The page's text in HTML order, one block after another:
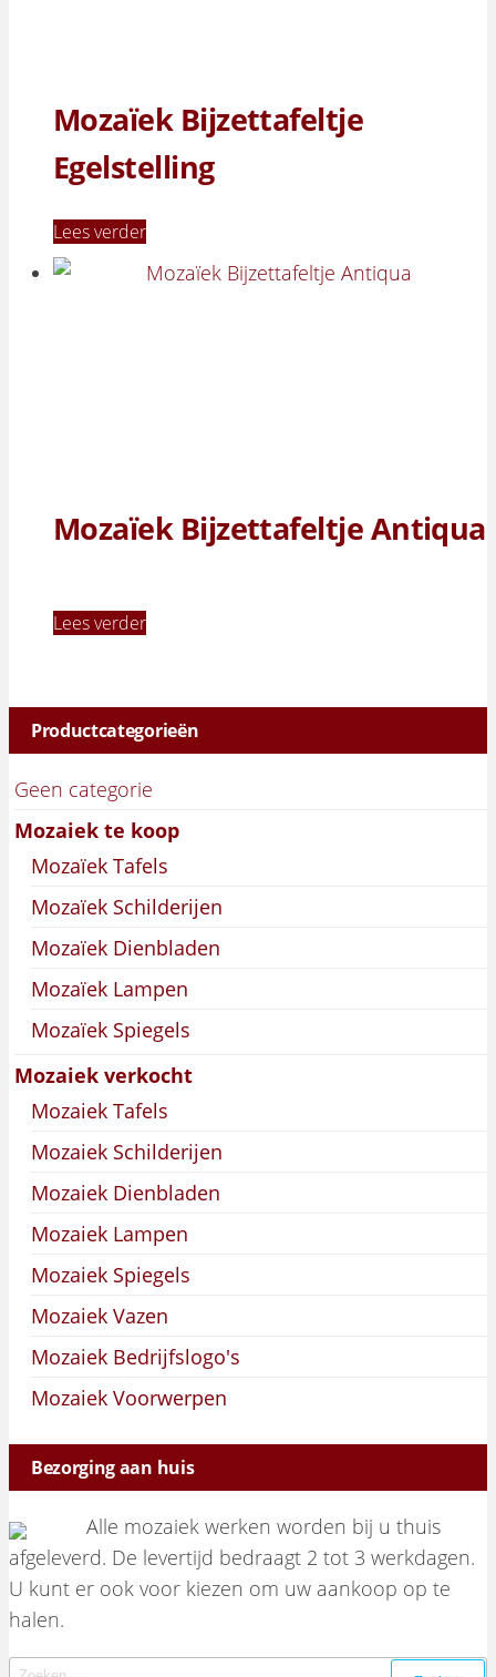
Mozaïek Bijzettafeltje
Egelstelling
Lees verder
Mozaïek Bijzettafeltje Antiqua
Lees verder
Productcategorieën
Geen categorie
Mozaiek te koop
Mozaïek Tafels
Mozaïek Schilderijen
Mozaïek Dienbladen
Mozaïek Lampen
Mozaïek Spiegels
Mozaiek verkocht
Mozaiek Tafels
Mozaiek Schilderijen
Mozaiek Dienbladen
Mozaiek Lampen
Mozaiek Spiegels
Mozaiek Vazen
Mozaiek Bedrijfslogo's
Mozaiek Voorwerpen
Bezorging aan huis
Alle mozaiek werken worden bij u thuis
afgeleverd. De levertijd bedraagt 2 tot 3 werkdagen.
U kunt er ook voor kiezen om uw aankoop op te
halen.
Zoeken naar: